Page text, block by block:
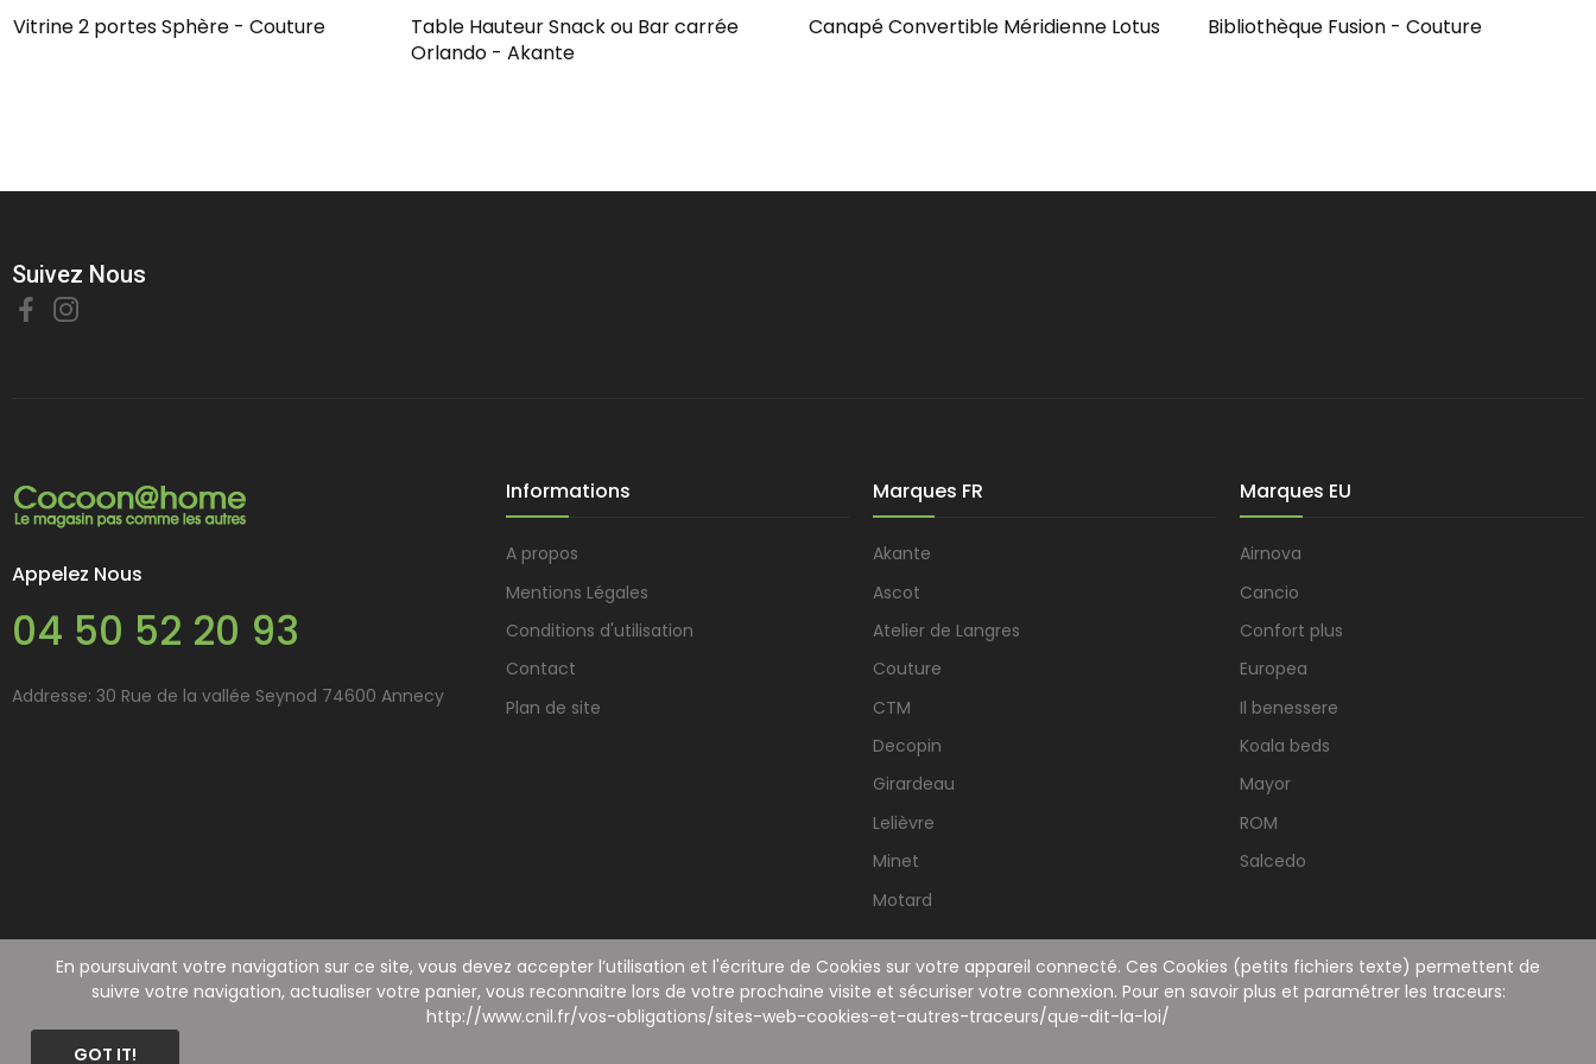
Vitrine 2 portes Sphère - Couture
Table Hauteur Snack ou Bar carrée
Orlando - Akante
Canapé Convertible Méridienne Lotus Bibliothèque Fusion - Couture
Suivez Nous
Appelez Nous
04 50 52 20 93
Addresse: 30 Rue de la vallée Seynod 74600 Annecy
Informations
A propos
Mentions Légales
Conditions d'utilisation
Contact
Plan de site
Marques FR
Akante
Ascot
Atelier de Langres
Couture
CTM
Decopin
Girardeau
Lelièvre
Minet
Motard
Marques EU
Airnova
Cancio
Confort plus
Europea
Il benessere
Koala beds
Mayor
ROM
Salcedo
Copyright 2025 © Annecy Web Design. Tous droits réservés.
En poursuivant votre navigation sur ce site, vous devez accepter l’utilisation et l'écriture de Cookies sur votre appareil connecté. Ces Cookies (petits fichiers texte) permettent de
suivre votre navigation, actualiser votre panier, vous reconnaitre lors de votre prochaine visite et sécuriser votre connexion. Pour en savoir plus et paramétrer les traceurs:
http://www.cnil.fr/vos-obligations/sites-web-cookies-et-autres-traceurs/que-dit-la-loi/
GOT IT!